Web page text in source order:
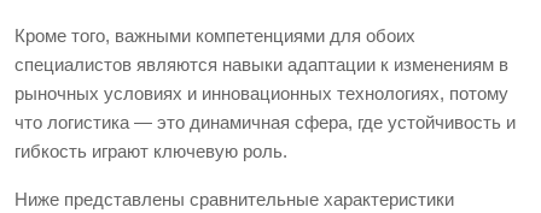
Кроме того, важными компетенциями для обоих
специалистов являются навыки адаптации к изменениям в
рыночных условиях и инновационных технологиях, потому
что логистика — это динамичная сфера, где устойчивость и
гибкость играют ключевую роль.
Ниже представлены сравнительные характеристики